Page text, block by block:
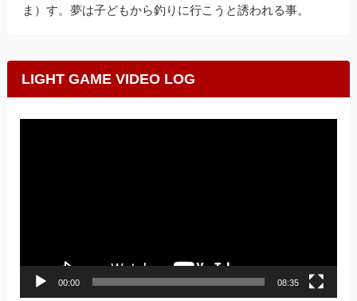
ま）す。夢は子どもから釣りに行こうと誘われる事。
LIGHT GAME VIDEO LOG
00:00 08:35